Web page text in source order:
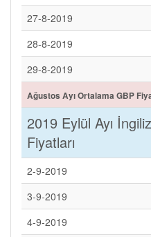
27-8-2019
28-8-2019
29-8-2019
Ağustos Ayı Ortalama GBP
2019 Eylül Ayı
Fiyatları
2-9-2019
3-9-2019
4-9-2019